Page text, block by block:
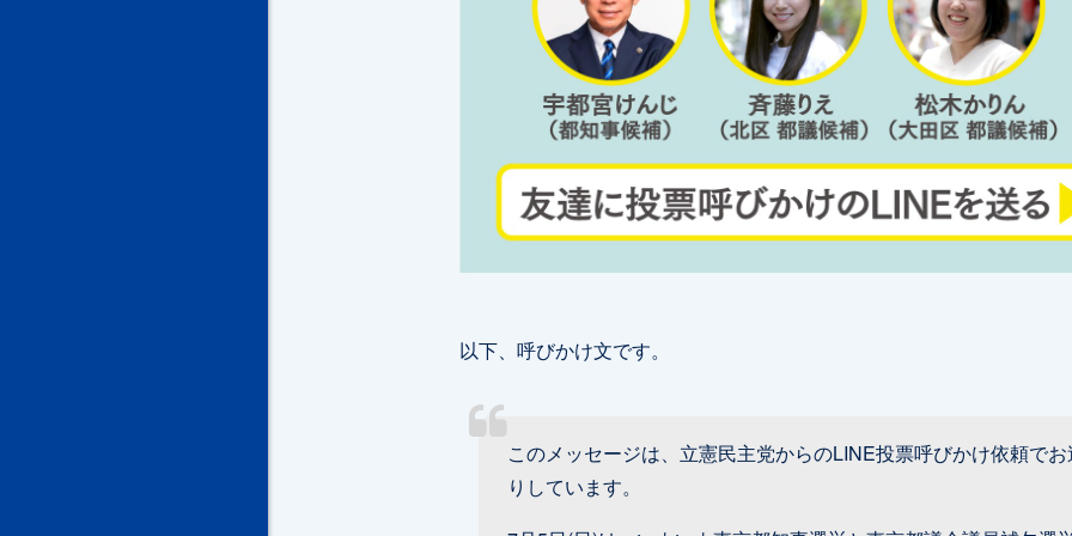
以下、呼びかけ文です。
このメッセージは、立憲民主党からのLINE投票呼びかけ依頼で
りしています。